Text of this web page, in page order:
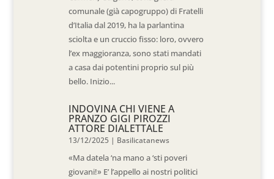
comunale (già capogruppo) di Fratelli
d’Italia dal 2019, ha la parlantina
sciolta e un cruccio fisso: loro, ovvero
l’ex maggioranza, sono stati mandati
a casa dai potentini proprio sul più
bello. Inizio...
INDOVINA CHI VIENE A
PRANZO GIGI PIROZZI
ATTORE DIALETTALE
13/12/2025 | Basilicatanews
«Ma datela ‘na mano a ‘sti poveri
giovani!» E’ l’appello ai nostri politici